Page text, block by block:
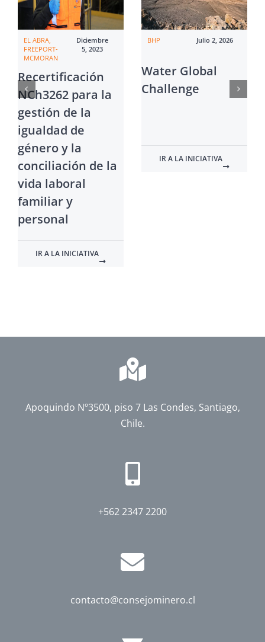
EL ABRA,
FREEPORT-
MCMORAN
Diciembre
5, 2023
Recertificación
NCh3262 para la
gestión de la
igualdad de
género y la
conciliación de la
vida laboral
familiar y
personal
IR A LA INICIATIVA
BHP Julio 2, 2026
Water Global
Challenge
IR A LA INICIATIVA
Apoquindo Nº3500, piso 7 Las Condes, Santiago,
Chile.
+562 2347 2200
contacto@consejominero.cl